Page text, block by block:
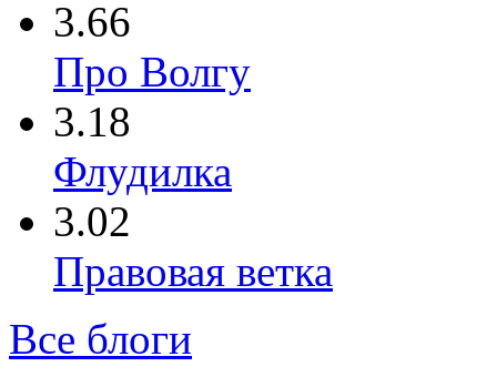
3.66
Про Волгу
3.18
Флудилка
3.02
Правовая ветка
Все блоги